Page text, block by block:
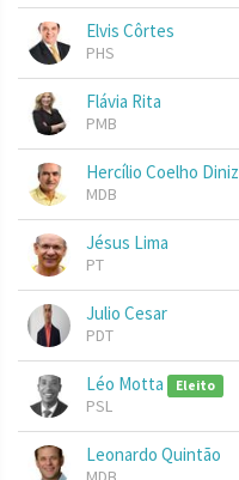
Elvis Côrtes
PHS
Flávia Rita
PMB
Hercílio Coelho Diniz
MDB
Jésus Lima
PT
Julio Cesar
PDT
Léo Motta Eleito
PSL
Leonardo Quintão